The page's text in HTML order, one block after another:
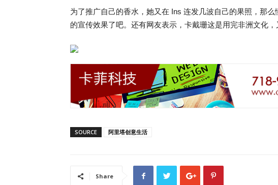
为了推广自己的香水，她又在 Ins 连发几波自己的果照，那
的宣传效果了吧。还有网友表示，卡戴珊这是用完非洲文化，
SOURCE 阿里塔创意生活
Share